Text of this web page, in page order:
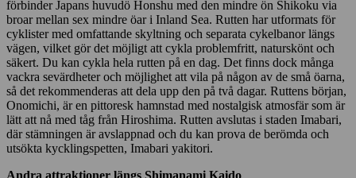
förbinder Japans huvudö Honshu med den mindre ön Shikoku via
broar mellan sex mindre öar i Inland Sea. Rutten har utformats för
cyklister med omfattande skyltning och separata cykelbanor längs
vägen, vilket gör det möjligt att cykla problemfritt, naturskönt och
säkert. Du kan cykla hela rutten på en dag. Det finns dock många
vackra sevärdheter och möjlighet att vila på någon av de små öarna,
så det rekommenderas att dela upp den på två dagar. Ruttens början,
Onomichi, är en pittoresk hamnstad med nostalgisk atmosfär som är
lätt att nå med tåg från Hiroshima. Rutten avslutas i staden Imabari,
där stämningen är avslappnad och du kan prova de berömda och
utsökta kycklingspetten, Imabari yakitori.
Andra attraktioner längs Shimanami Kaido